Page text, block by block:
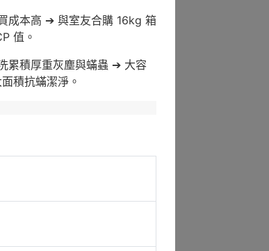
成本高 ➔ 與室友合購 16kg 箱
值。
累積厚重灰塵與蟎蟲 ➔ 大容
積抗蟎潔淨。